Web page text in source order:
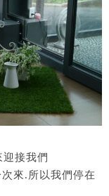
接我們
來.所以我們停在